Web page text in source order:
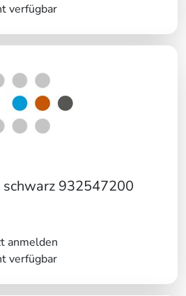
verfügbar
932547200
anmelden
verfügbar